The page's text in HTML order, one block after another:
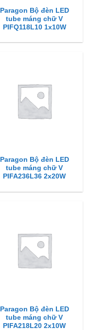
Paragon Bộ đèn LED
tube máng chữ V
PIFQ118L10 1x10W
Paragon Bộ đèn LED
tube máng chữ V
PIFA236L36 2x20W
Paragon Bộ đèn LED
tube máng chữ V
PIFA218L20 2x10W